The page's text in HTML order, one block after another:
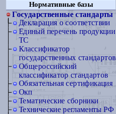
Нормативные базы
Государственные стандарты
Декларация о соответствии
Единый перечень продукции
ТС
Классификатор
государственных стандартов
Общероссийский
классификатор стандартов
Обязательная сертификация
Окп
Тематические сборники
Технические регламенты РФ